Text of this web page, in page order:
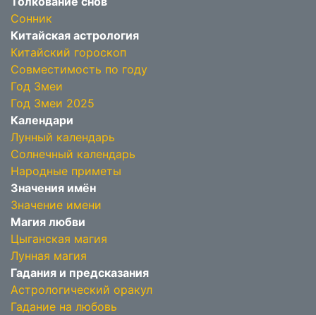
Сонник
Китайская астрология
Китайский гороскоп
Совместимость по году
Год Змеи
Год Змеи 2025
Календари
Лунный календарь
Солнечный календарь
Народные приметы
Значения имён
Значение имени
Магия любви
Цыганская магия
Лунная магия
Гадания и предсказания
Астрологический оракул
Гадание на любовь